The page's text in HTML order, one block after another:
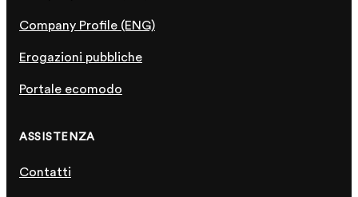
Company Profile (ENG)
Erogazioni pubbliche
Portale ecomodo
ASSISTENZA
Contatti